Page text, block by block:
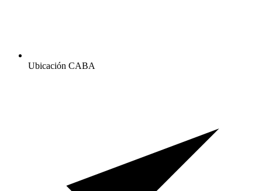
Ubicación CABA